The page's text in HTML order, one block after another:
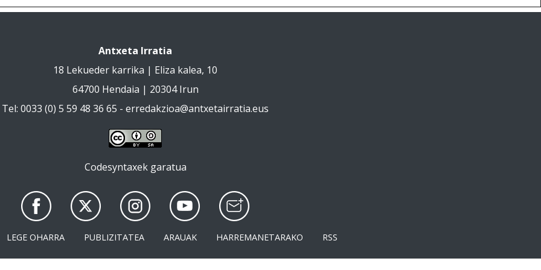
Antxeta Irratia
18 Lekueder karrika | Eliza kalea, 10
64700 Hendaia | 20304 Irun
Tel: 0033 (0) 5 59 48 36 65 - erredakzioa@antxetairratia.eus
Codesyntaxek garatua
LEGE OHARRA PUBLIZITATEA ARAUAK HARREMANETARAKO RSS